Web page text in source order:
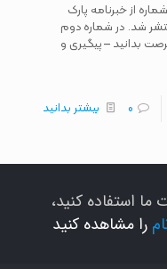
از خبرنامه پارک
شد. در شماره دوم
بدانید – پیگیری و
0 بیشتر بدانید
ما استفاده کنید،
را مشاهده کنید